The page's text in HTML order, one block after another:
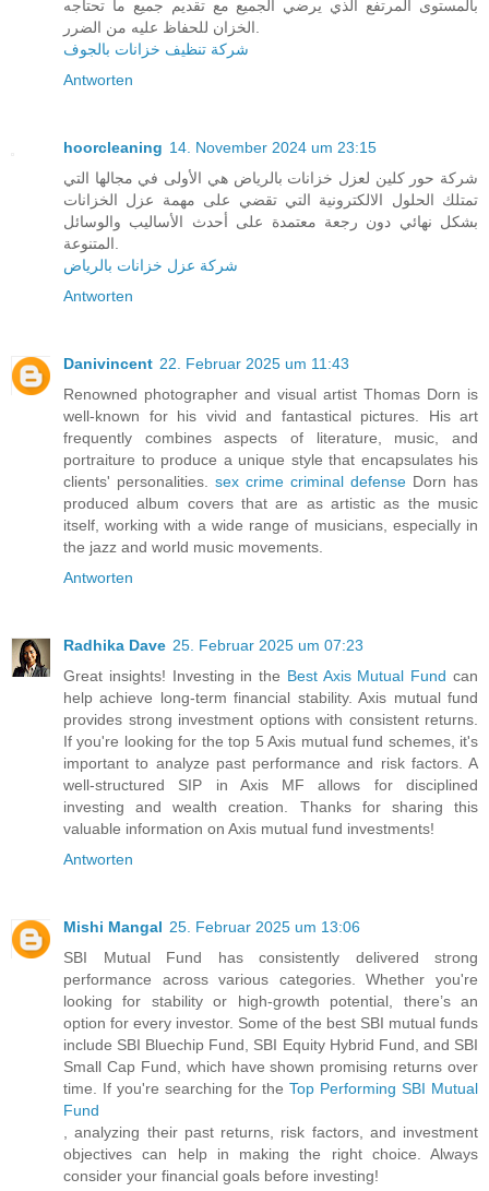
بالمستوى المرتفع الذي يرضي الجميع مع تقديم جميع ما تحتاجه
شركة تنظيف خزانات بالجوف
Antworten
hoorcleaning 14. November 2024 um 23:15
شركة حور كلين لعزل خزانات بالرياض هي الأولى في مجالها التي
تمتلك الحلول الالكترونية التي تقضي على مهمة عزل الخزانات
بشكل نهائي دون رجعة معتمدة على أحدث الأساليب والوسائل
شركة عزل خزانات بالرياض
Antworten
Danivincent 22. Februar 2025 um 11:43
Renowned photographer and visual artist Thomas Dorn is
well-known for his vivid and fantastical pictures. His art
frequently combines aspects of literature, music, and
portraiture to produce a unique style that encapsulates his
clients' personalities. sex crime criminal defense Dorn has
produced album covers that are as artistic as the music
itself, working with a wide range of musicians, especially in
the jazz and world music movements.
Antworten
Radhika Dave 25. Februar 2025 um 07:23
Great insights! Investing in the Best Axis Mutual Fund can
help achieve long-term financial stability. Axis mutual fund
provides strong investment options with consistent returns.
If you're looking for the top 5 Axis mutual fund schemes, it's
important to analyze past performance and risk factors. A
well-structured SIP in Axis MF allows for disciplined
investing and wealth creation. Thanks for sharing this
valuable information on Axis mutual fund investments!
Antworten
Mishi Mangal 25. Februar 2025 um 13:06
SBI Mutual Fund has consistently delivered strong
performance across various categories. Whether you're
looking for stability or high-growth potential, there’s an
option for every investor. Some of the best SBI mutual funds
include SBI Bluechip Fund, SBI Equity Hybrid Fund, and SBI
Small Cap Fund, which have shown promising returns over
time. If you're searching for the Top Performing SBI Mutual
Fund
, analyzing their past returns, risk factors, and investment
objectives can help in making the right choice. Always
consider your financial goals before investing!